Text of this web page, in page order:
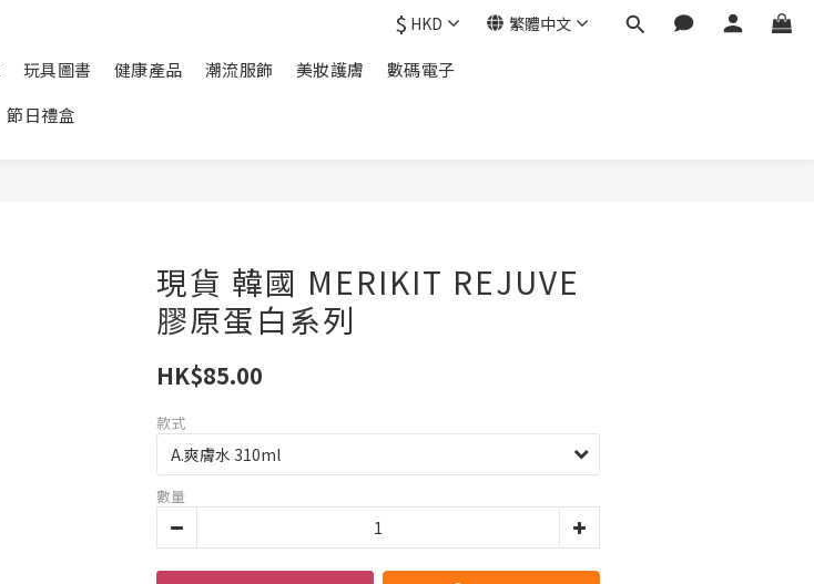
$ HKD 繁體中文
玩具圖書 健康產品 潮流服飾 美妝護膚
數碼電子
節日禮盒
現貨 韓國 MERIKIT REJUVE
膠原蛋白系列
HK$85.00
款式
數量